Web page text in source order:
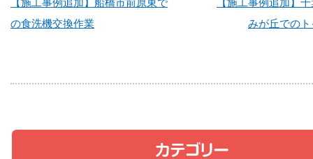
【施工事例追加】船橋市前原東で
の食洗機交換作業
【施工事例追加】
みが丘での